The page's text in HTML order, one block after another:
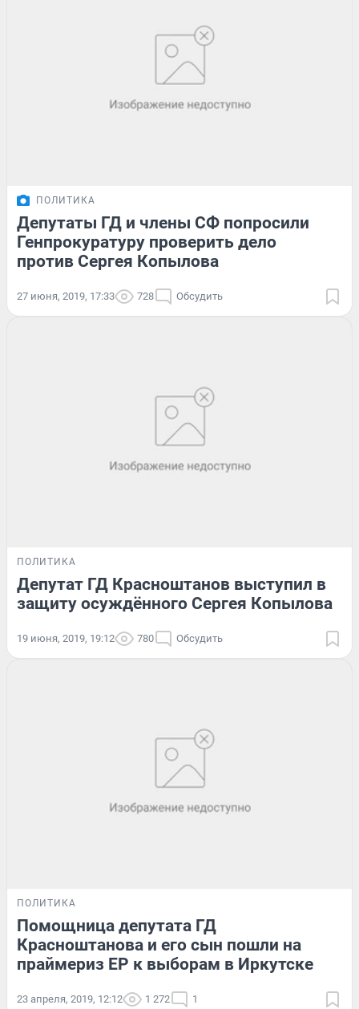
ПОЛИТИКА
Депутаты ГД и члены СФ попросили
Генпрокуратуру проверить дело
против Сергея Копылова
27 июня, 2019, 17:33 728 Обсудить
ПОЛИТИКА
Депутат ГД Красноштанов выступил в
защиту осуждённого Сергея Копылова
19 июня, 2019, 19:12 780 Обсудить
ПОЛИТИКА
Помощница депутата ГД
Красноштанова и его сын пошли на
праймериз ЕР к выборам в Иркутске
23 апреля, 2019, 12:12 1 272 1